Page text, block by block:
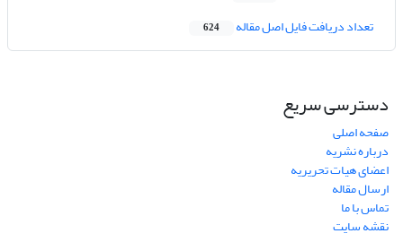
تعداد دریافت فایل اصل مقاله 624
دسترسی سریع
صفحه اصلی
درباره نشریه
اعضای هیات تحریریه
ارسال مقاله
تماس با ما
نقشه سایت